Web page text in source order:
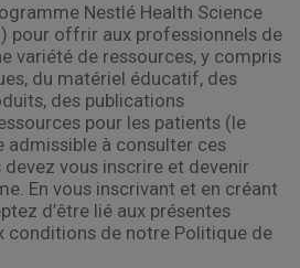
Nestlé Health Science
pour offrir aux professionnels de
variété de ressources, y compris
du matériel éducatif, des
des publications
pour les patients (le
admissible à consulter ces
vous inscrire et devenir
En vous inscrivant et en créant
d’être lié aux présentes
conditions de notre Politique de